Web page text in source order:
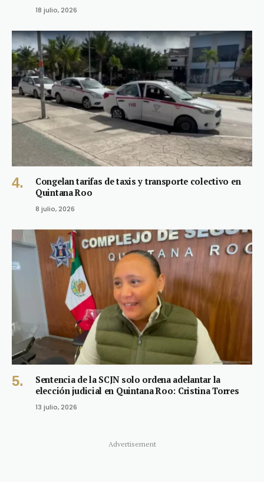
18 julio, 2026
Congelan tarifas de taxis y transporte colectivo en
Quintana Roo
8 julio, 2026
Sentencia de la SCJN solo ordena adelantar la
elección judicial en Quintana Roo: Cristina Torres
13 julio, 2026
Advertisement